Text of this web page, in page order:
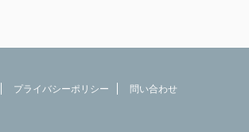
プライバシーポリシー 問い合わせ